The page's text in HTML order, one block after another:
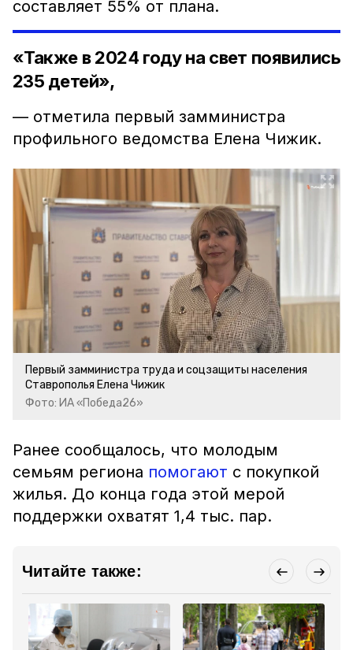
составляет 55% от плана.
«Также в 2024 году на свет появились
235 детей»,
— отметила первый замминистра
профильного ведомства Елена Чижик.
Первый замминистра труда и соцзащиты населения
Ставрополья Елена Чижик
Фото: ИА «Победа26»
Ранее сообщалось, что молодым
семьям региона помогают с покупкой
жилья. До конца года этой мерой
поддержки охватят 1,4 тыс. пар.
Читайте также: